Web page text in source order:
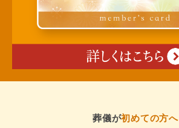
葬儀が初めての方へ